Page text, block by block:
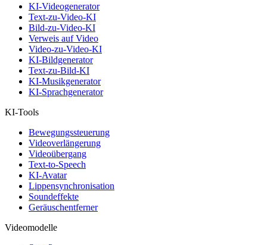
KI-Videogenerator
Text-zu-Video-KI
Bild-zu-Video-KI
Verweis auf Video
Video-zu-Video-KI
KI-Bildgenerator
Text-zu-Bild-KI
KI-Musikgenerator
KI-Sprachgenerator
KI-Tools
Bewegungssteuerung
Videoverlängerung
Videoübergang
Text-to-Speech
KI-Avatar
Lippensynchronisation
Soundeffekte
Geräuschentferner
Videomodelle